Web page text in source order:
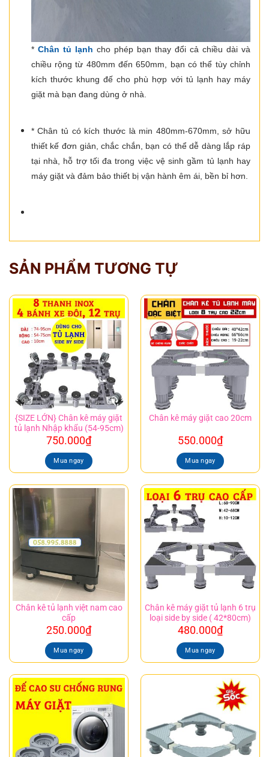
* Chân tủ lạnh cho phép bạn thay đổi cả chiều dài và
chiều rộng từ 480mm đến 650mm, bạn có thể tùy chỉnh
kích thước khung đế cho phù hợp với tủ lạnh hay máy
giặt mà bạn đang dùng ở nhà.
* Chân tủ có kích thước là min 480mm-670mm, sở hữu
thiết kế đơn giản, chắc chắn, bạn có thể dễ dàng lắp ráp
tại nhà, hỗ trợ tối đa trong việc vệ sinh gầm tủ lạnh hay
máy giặt và đảm bảo thiết bị vận hành êm ái, bền bỉ hơn.
SẢN PHẨM TƯƠNG TỰ
{SIZE LỚN} Chân kê máy giặt
tủ lạnh Nhập khẩu (54-95cm)
750.000₫
Mua ngay
Chân kê máy giặt cao 20cm
550.000₫
Mua ngay
Chân kê tủ lạnh việt nam cao
cấp
250.000₫
Mua ngay
Chân kê máy giặt tủ lạnh 6 trụ
loại side by side ( 42*80cm)
480.000₫
Mua ngay